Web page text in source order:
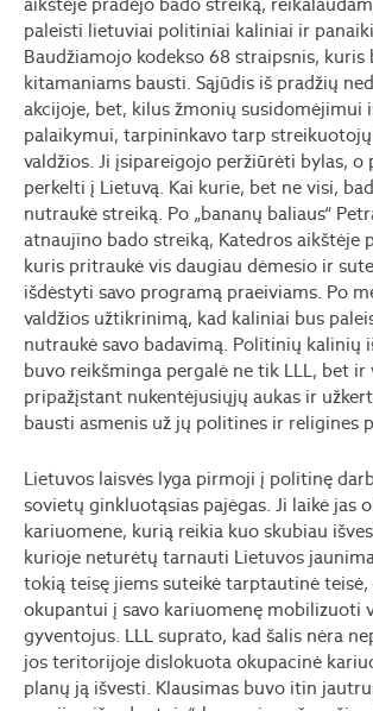
paleisti lietuviai politiniai kaliniai ir
Baudžiamojo kodekso 68 straipsnis, kuris
kitamaniams bausti. Sąjūdis iš pradžių
akcijoje, bet, kilus žmonių susidomėjimui
palaikymui, tarpininkavo tarp
valdžios. Ji įsipareigojo peržiūrėti bylas, o
perkelti į Lietuvą. Kai kurie, bet ne visi,
nutraukė streiką. Po „bananų baliaus“
atnaujino bado streiką, Katedros aikštėje
kuris pritraukė vis daugiau dėmesio ir
išdėstyti savo programą praeiviams. Po
valdžios užtikrinimą, kad kaliniai bus
nutraukė savo badavimą. Politinių kalinių
buvo reikšminga pergalė ne tik LLL, bet ir
pripažįstant nukentėjusiųjų aukas ir
bausti asmenis už jų politines ir religines
Lietuvos laisvės lyga pirmoji į politinę
sovietų ginkluotąsias pajėgas. Ji laikė jas
kariuomene, kurią reikia kuo skubiau
kurioje neturėtų tarnauti Lietuvos
tokią teisę jiems suteikė tarptautinė
okupantui į savo kariuomenę mobilizuoti
gyventojus. LLL suprato, kad šalis nėra
jos teritorijoje dislokuota okupacinė
planų ją išvesti. Klausimas buvo itin